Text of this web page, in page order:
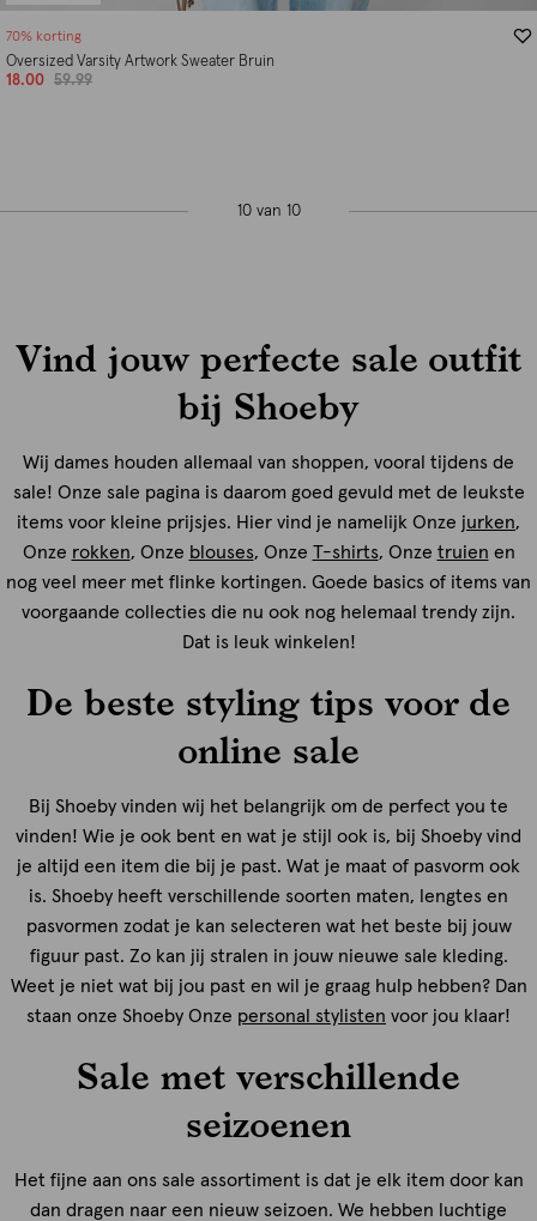
70% korting
Oversized Varsity Artwork Sweater Bruin
18.00
59.99
10 van 10
Vind jouw perfecte sale outfit
bij Shoeby
Wij dames houden allemaal van shoppen, vooral tijdens de
sale! Onze sale pagina is daarom goed gevuld met de leukste
items voor kleine prijsjes. Hier vind je namelijk Onze jurken,
Onze rokken, Onze blouses, Onze T-shirts, Onze truien en
nog veel meer met flinke kortingen. Goede basics of items van
voorgaande collecties die nu ook nog helemaal trendy zijn.
Dat is leuk winkelen!
De beste styling tips voor de
online sale
Bij Shoeby vinden wij het belangrijk om de perfect you te
vinden! Wie je ook bent en wat je stijl ook is, bij Shoeby vind
je altijd een item die bij je past. Wat je maat of pasvorm ook
is. Shoeby heeft verschillende soorten maten, lengtes en
pasvormen zodat je kan selecteren wat het beste bij jouw
figuur past. Zo kan jij stralen in jouw nieuwe sale kleding.
Weet je niet wat bij jou past en wil je graag hulp hebben? Dan
staan onze Shoeby Onze personal stylisten voor jou klaar!
Sale met verschillende
seizoenen
Het fijne aan ons sale assortiment is dat je elk item door kan
dan dragen naar een nieuw seizoen. We hebben luchtige